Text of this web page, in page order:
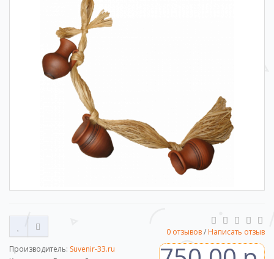
0 отзывов/ Написать отзыв
Производитель: Suvenir-33.ru